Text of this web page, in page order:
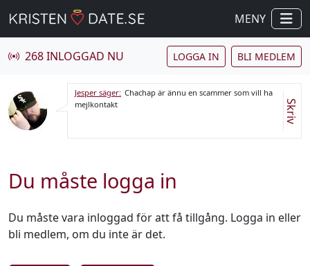
MENY
268 INLOGGAD NU LOGGA IN BLI MEDLEM
Jesper säger: Chachap är ännu en scammer som vill ha
mejlkontakt
Skriv
Du måste logga in
Du måste vara inloggad för att få tillgång. Logga in eller
bli medlem, om du inte är det.